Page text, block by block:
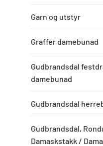
Garn og utstyr
Graffer damebunad
Gudbrandsdal
damebunad
Gudbrandsdal
Gudbrandsdal,
Damaskstakk /